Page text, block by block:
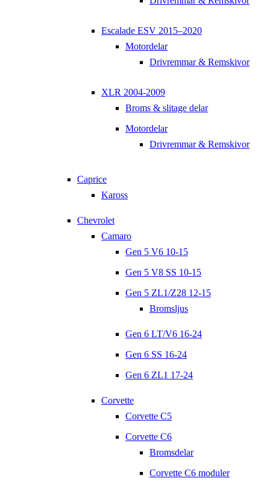
Escalade ESV 2015–2020
Motordelar
Drivremmar & Remskivor
XLR 2004-2009
Broms & slitage delar
Motordelar
Drivremmar & Remskivor
Caprice
Kaross
Chevrolet
Camaro
Gen 5 V6 10-15
Gen 5 V8 SS 10-15
Gen 5 ZL1/Z28 12-15
Bromsljus
Gen 6 LT/V6 16-24
Gen 6 SS 16-24
Gen 6 ZL1 17-24
Corvette
Corvette C5
Corvette C6
Bromsdelar
Corvette C6 moduler